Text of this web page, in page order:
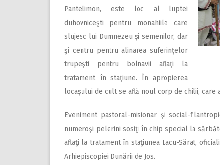
Pantelimon, este loc al luptei
duhovniceşti pentru monahiile care
slujesc lui Dumnezeu şi semenilor, dar
şi centru pentru alinarea suferinţelor
trupeşti pentru bolnavii aflaţi la
tratament în staţiune. În apropierea
locaşului de cult se află noul corp de chilii,
Eveniment pastoral-misionar şi social-
numeroşi pelerini sosiţi în chip special la
aflaţi la tratament în staţiunea Lacu-Sărat,
Arhiepiscopiei Dunării de Jos.